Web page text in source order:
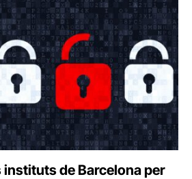
instituts de Barcelona per